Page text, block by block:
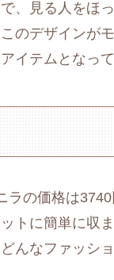
、見る人をほ
のデザインが
イテムとなって
ラの価格は
トに簡単に収
んなファッシ